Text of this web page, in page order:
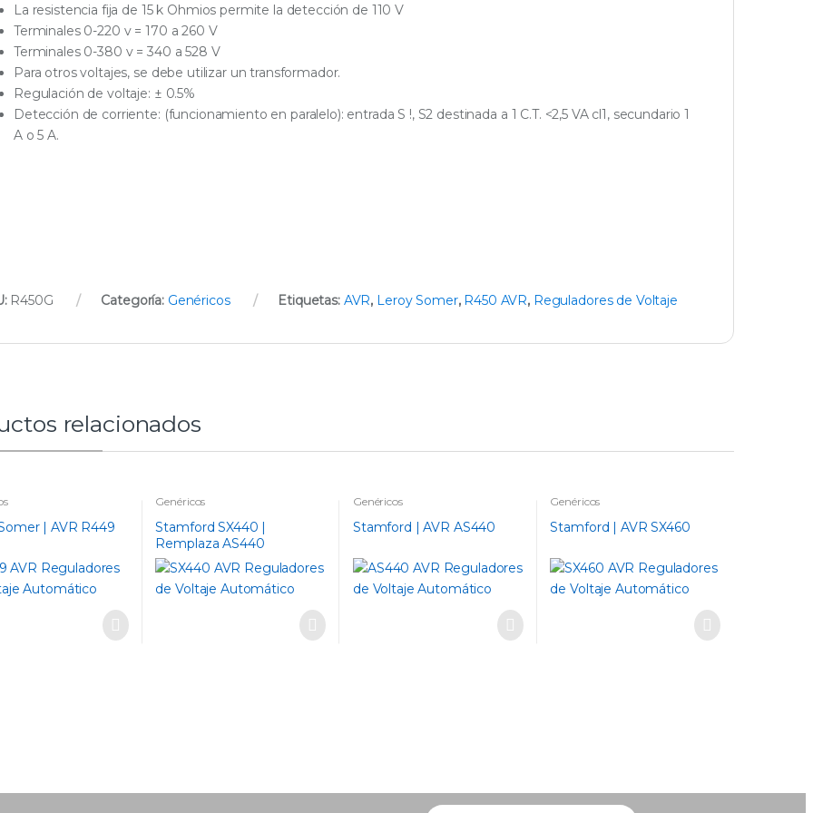
La resistencia fija de 15 k Ohmios permite la detección de 110 V
Terminales 0-220 v = 170 a 260 V
Terminales 0-380 v = 340 a 528 V
Para otros voltajes, se debe utilizar un transformador.
Regulación de voltaje: ± 0.5%
Detección de corriente: (funcionamiento en paralelo): entrada S !, S2 destinada a 1 C.T. <2,5 VA cl1, secundario 1
A o 5 A.
R450G Categoría: Genéricos Etiquetas: AVR, Leroy Somer, R450 AVR, Reguladores de Voltaje
relacionados
| AVR R449
Genéricos
Stamford SX440 |
Remplaza AS440
Genéricos
Stamford | AVR AS440
Genéricos
Stamford | AVR SX460